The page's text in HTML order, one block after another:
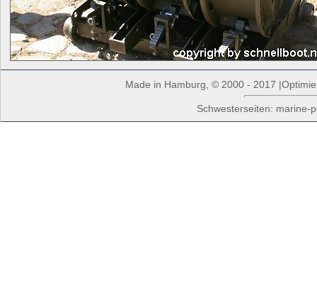
Made in Hamburg, © 2000 - 2017
Schwesterseiten: marine-